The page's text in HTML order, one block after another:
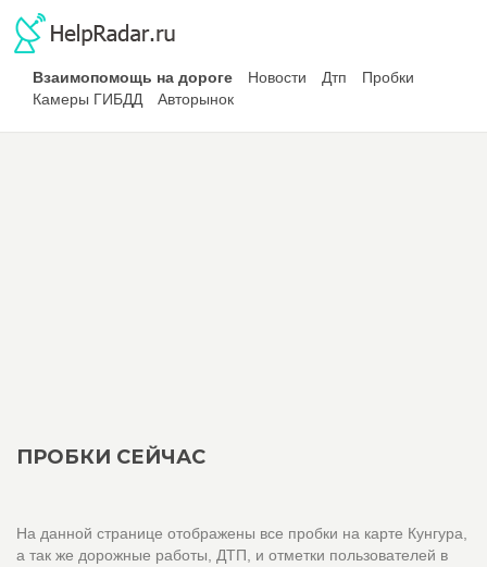
Взаимопомощь на дороге Новости Дтп
Пробки
Камеры ГИБДД
Авторынок
ПРОБКИ СЕЙЧАС
На данной странице отображены все пробки на карте Кунгура,
а так же дорожные работы, ДТП, и отметки пользователей в